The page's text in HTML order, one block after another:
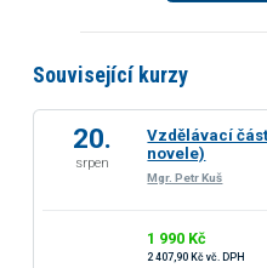
Související kurzy
20.
srpen
Vzdělávací
novele)
Mgr. Petr Kuš
1 990 Kč
2 407,90 Kč vč. DPH